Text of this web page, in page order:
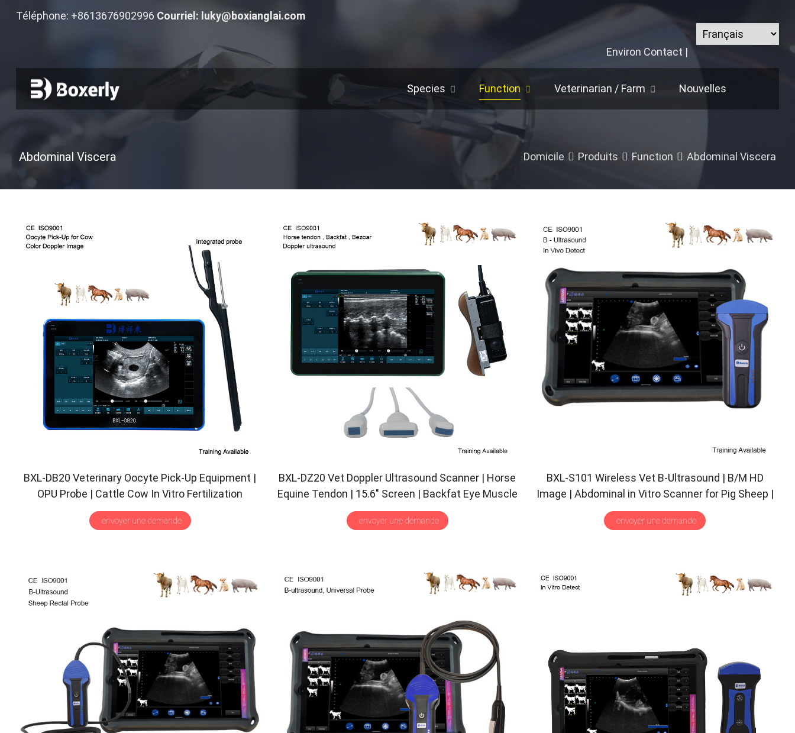
Téléphone: +8613676902996 Courriel: luky@boxianglai.com
Environ Contact |
Species Function Veterinarian / Farm Nouvelles
Abdominal Viscera Domicile Produits Function Abdominal Viscera
BXL-DB20 Veterinary Oocyte Pick-Up Equipment |
OPU Probe | Cattle Cow In Vitro Fertilization
Application
envoyer une demande
BXL-DZ20 Vet Doppler Ultrasound Scanner | Horse
Equine Tendon | 15.6″ Screen | Backfat Eye Muscle
|Multiple Probes
envoyer une demande
BXL-S101 Wireless Vet B-Ultrasound | B/M HD
Image | Abdominal in Vitro Scanner for Pig Sheep |
Inspect Mode|Convex Probe
envoyer une demande